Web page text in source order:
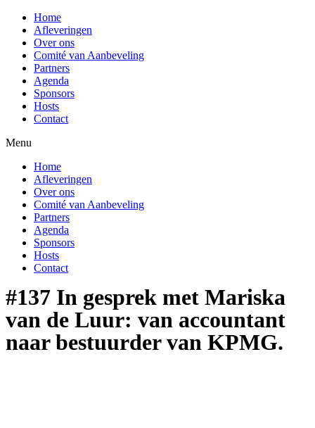
Home
Afleveringen
Over ons
Comité van Aanbeveling
Partners
Agenda
Sponsors
Hosts
Contact
Menu
Home
Afleveringen
Over ons
Comité van Aanbeveling
Partners
Agenda
Sponsors
Hosts
Contact
#137 In gesprek met Mariska
van de Luur: van accountant
naar bestuurder van KPMG.